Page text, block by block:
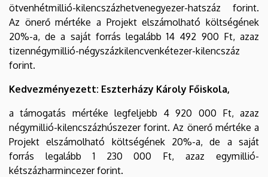
ötvenhétmillió-kilencszázhetvenegyezer-hatszáz forint.
Az önerő mértéke a Projekt elszámolható költségének
20%-a, de a saját forrás legalább 14 492 900 Ft, azaz
tizennégymillió-négyszázkilencvenkétezer-kilencszáz
forint.
Kedvezményezett: Eszterházy Károly Főiskola,
a támogatás mértéke legfeljebb 4 920 000 Ft, azaz
négymillió-kilencszázhúszezer forint. Az önerő mértéke a
Projekt elszámolható költségének 20%-a, de a saját
forrás legalább 1 230 000 Ft, azaz egymillió-
kétszázharmincezer forint.